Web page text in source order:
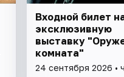
Входной билет
эксклюзивную
выставку
комната"
24 сентября 2026 •